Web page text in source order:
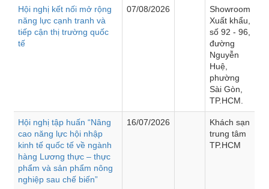
Hội nghị kết nối mở rộng
năng lực cạnh tranh và
tiếp cận thị trường quốc
tế
07/08/2026
Showroom
Xuất khẩu,
số 92 - 96,
đường
Nguyễn
Huệ,
phường
Sài Gòn,
TP.HCM.
Hội nghị tập huấn “Nâng
cao năng lực hội nhập
kinh tế quốc tế về ngành
hàng Lương thực – thực
phẩm và sản phẩm nông
nghiệp sau chế biến”
16/07/2026
Khách sạn
trung tâm
TP.HCM